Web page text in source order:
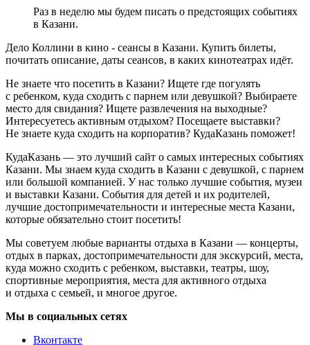
Раз в неделю мы будем писать о предстоящих событиях
в Казани.
Дело Коллини в кино - сеансы в Казани. Купить билеты,
почитать описание, даты сеансов, в каких кинотеатрах идёт.
Не знаете что посетить в Казани? Ищете где погулять
с ребенком, куда сходить с парнем или девушкой? Выбираете
место для свидания? Ищете развлечения на выходные?
Интересуетесь активным отдыхом? Посещаете выставки?
Не знаете куда сходить на корпоратив? КудаКазань поможет!
КудаКазань — это лучший сайт о самых интересных событиях
Казани. Мы знаем куда сходить в Казани с девушкой, с парнем
или большой компанией. У нас только лучшие события, музеи
и выставки Казани. События для детей и их родителей,
лучшие достопримечательности и интересные места Казани,
которые обязательно стоит посетить!
Мы советуем любые варианты отдыха в Казани — концерты,
отдых в парках, достопримечательности для экскурсий, места,
куда можно сходить с ребенком, выставки, театры, шоу,
спортивные мероприятия, места для активного отдыха
и отдыха с семьей, и многое другое.
Мы в социальных сетях
Вконтакте